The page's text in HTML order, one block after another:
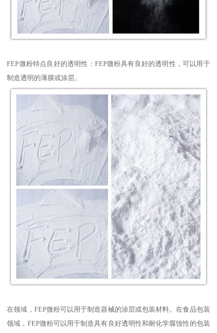
FEP微粉特点良好的透明性：FEP微粉具有良好的透明性，可以用于
制造透明的薄膜或涂层。
在领域，FEP微粉可以用于制造器械的涂层或包装材料。在食品包装
领域，FEP微粉可以用于制造具有良好透明性和耐化学腐蚀性的包装